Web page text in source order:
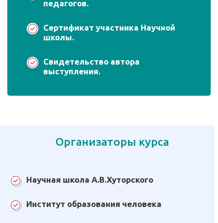
педагогов.
Сертификат участника Научной
школы.
Свидетельство автора
выступления.
Организаторы курса
Научная школа А.В.Хуторского
Институт образования человека